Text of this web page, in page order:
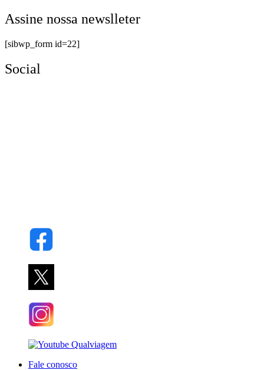
Assine nossa newslleter
[sibwp_form id=22]
Social
Fale conosco